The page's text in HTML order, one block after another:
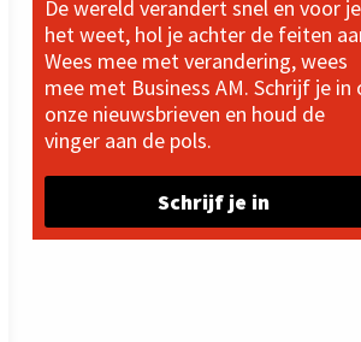
De wereld verandert snel en voor je
het weet, hol je achter de feiten
Wees mee met verandering, wees
mee met Business AM. Schrijf je in
onze nieuwsbrieven en houd de
vinger aan de pols.
Schrijf je in